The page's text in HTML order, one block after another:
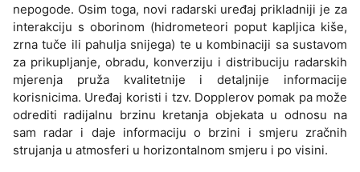
nepogode. Osim toga, novi radarski uređaj prikladniji je za
interakciju s oborinom (hidrometeori poput kapljica kiše,
zrna tuče ili pahulja snijega) te u kombinaciji sa sustavom
za prikupljanje, obradu, konverziju i distribuciju radarskih
mjerenja pruža kvalitetnije i detaljnije informacije
korisnicima. Uređaj koristi i tzv. Dopplerov pomak pa može
odrediti radijalnu brzinu kretanja objekata u odnosu na
sam radar i daje informaciju o brzini i smjeru zračnih
strujanja u atmosferi u horizontalnom smjeru i po visini.